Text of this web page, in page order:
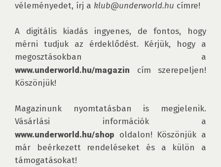
véleményedet, írj a klub@underworld.hu címre!
A digitális kiadás ingyenes, de fontos, hogy
mérni tudjuk az érdeklődést. Kérjük, hogy a
www.underworld.hu/magazin cím szerepeljen!
Köszönjük!
Magazinunk nyomtatásban is megjelenik.
www.underworld.hu/shop oldalon! Köszönjük a
már beérkezett rendeléseket és a külön a
támogatásokat!